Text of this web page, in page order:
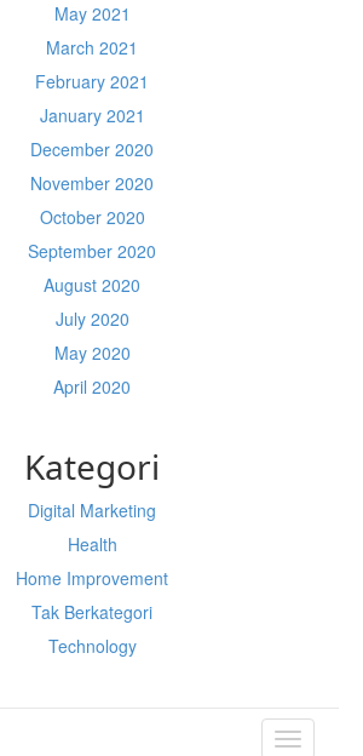
May 2021
March 2021
February 2021
January 2021
December 2020
November 2020
October 2020
September 2020
August 2020
July 2020
May 2020
April 2020
Kategori
Digital Marketing
Health
Home Improvement
Tak Berkategori
Technology
TOGGLE